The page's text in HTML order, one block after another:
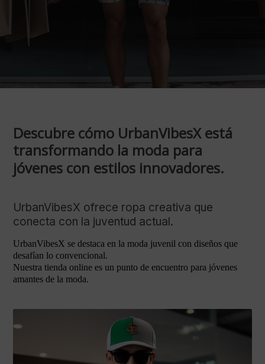
Descubre cómo UrbanVibesX está
transformando la moda para
jóvenes con estilos innovadores.
UrbanVibesX ofrece ropa creativa que
conecta con la juventud actual.
UrbanVibesX se destaca en la moda juvenil con diseños que
desafían lo convencional.
Nuestra tienda online es un punto de encuentro para jóvenes
amantes de la moda.